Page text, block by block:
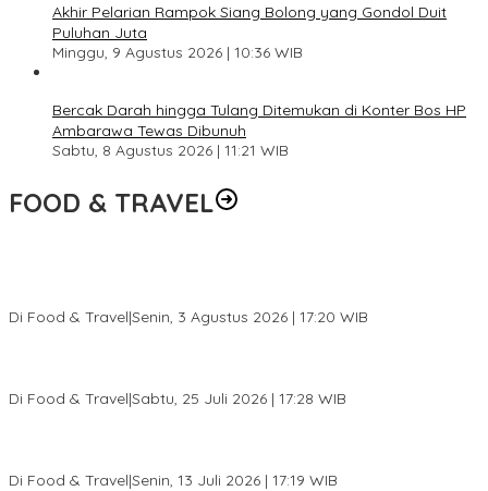
Akhir Pelarian Rampok Siang Bolong yang Gondol Duit
Puluhan Juta
Minggu, 9 Agustus 2026 | 10:36 WIB
Bercak Darah hingga Tulang Ditemukan di Konter Bos HP
Ambarawa Tewas Dibunuh
Sabtu, 8 Agustus 2026 | 11:21 WIB
FOOD & TRAVEL
Di Food & Travel|Senin, 3 Agustus 2026 | 17:20 WIB
Di Food & Travel|Sabtu, 25 Juli 2026 | 17:28 WIB
Di Food & Travel|Senin, 13 Juli 2026 | 17:19 WIB